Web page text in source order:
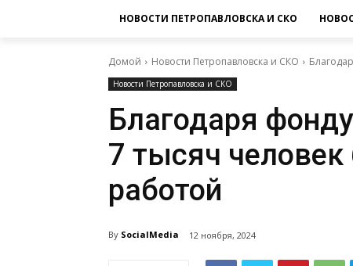
НОВОСТИ ПЕТРОПАВЛОВСКА И СКО
Домой Новости Петропавловска и СКО
Новости Петропавловска и СКО
Благодаря
7 тысяч
работой
By SocialMedia 12 ноября, 2024